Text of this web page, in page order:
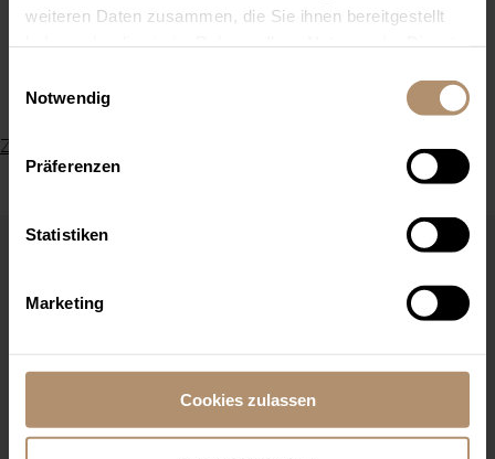
weiteren Daten zusammen, die Sie ihnen bereitgestellt
Cookies, wenn Sie unsere Webseite weiterhin nutzen.
Notwendig
Präferenzen
Statistiken
Marketing
Cookies zulassen
Zurück
LAGE & ANREISE